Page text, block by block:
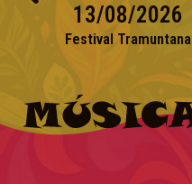
13/08/2026
Festival Tramuntana